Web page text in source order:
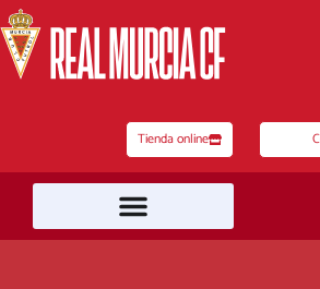
al
contenido
Tienda online